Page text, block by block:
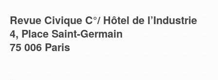
Revue Civique C°/ Hôtel de l’Industrie
4, Place Saint-Germain
75 006 Paris